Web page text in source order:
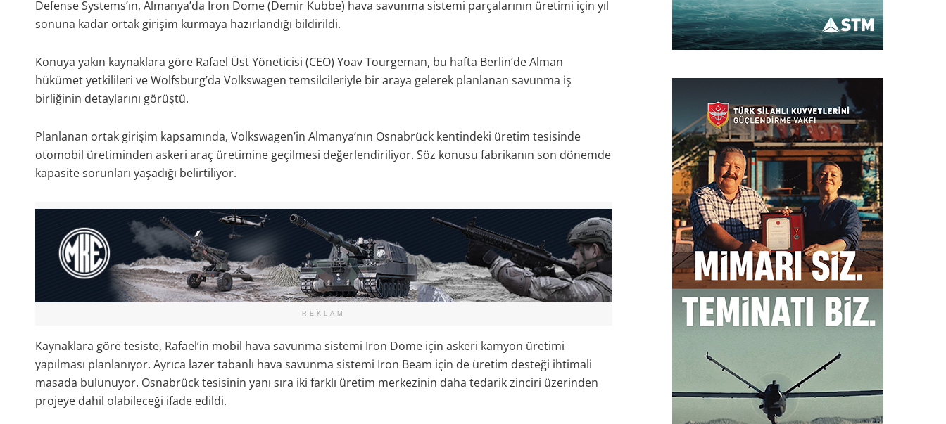
Defense Systems’ın, Almanya’da Iron Dome (Demir Kubbe) hava savunma sistemi parçalarının üretimi için yıl
sonuna kadar ortak girişim kurmaya hazırlandığı bildirildi.
Konuya yakın kaynaklara göre Rafael Üst Yöneticisi (CEO) Yoav Tourgeman, bu hafta Berlin’de Alman
hükümet yetkilileri ve Wolfsburg’da Volkswagen temsilcileriyle bir araya gelerek planlanan savunma iş
birliğinin detaylarını görüştü.
Planlanan ortak girişim kapsamında, Volkswagen’in Almanya’nın Osnabrück kentindeki üretim tesisinde
otomobil üretiminden askeri araç üretimine geçilmesi değerlendiriliyor. Söz konusu fabrikanın son dönemde
kapasite sorunları yaşadığı belirtiliyor.
REKLAM
Kaynaklara göre tesiste, Rafael’in mobil hava savunma sistemi Iron Dome için askeri kamyon üretimi
yapılması planlanıyor. Ayrıca lazer tabanlı hava savunma sistemi Iron Beam için de üretim desteği ihtimali
masada bulunuyor. Osnabrück tesisinin yanı sıra iki farklı üretim merkezinin daha tedarik zinciri üzerinden
projeye dahil olabileceği ifade edildi.